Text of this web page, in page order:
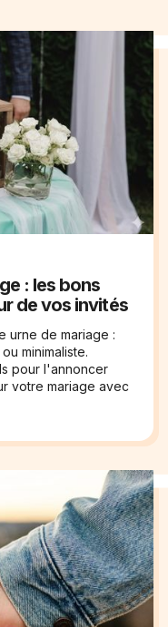
: les bons
de vos invités
urne de mariage :
minimaliste.
pour l'annoncer
votre mariage avec